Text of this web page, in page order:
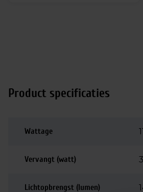
Product specificaties
Wattage
Vervangt (watt)
Lichtopbrengst (lumen)